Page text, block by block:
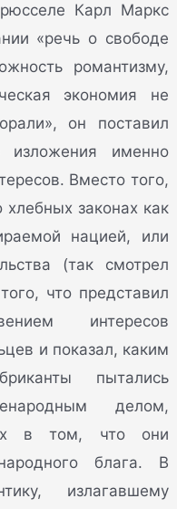
Карл Маркс
«речь о свободе
романтизму,
экономия не
он поставил
изложения именно
Вместо того,
хлебных законах как
нацией, или
(так смотрел
что представил
интересов
и показал, каким
пытались
делом,
в том, что они
блага. В
излагавшему